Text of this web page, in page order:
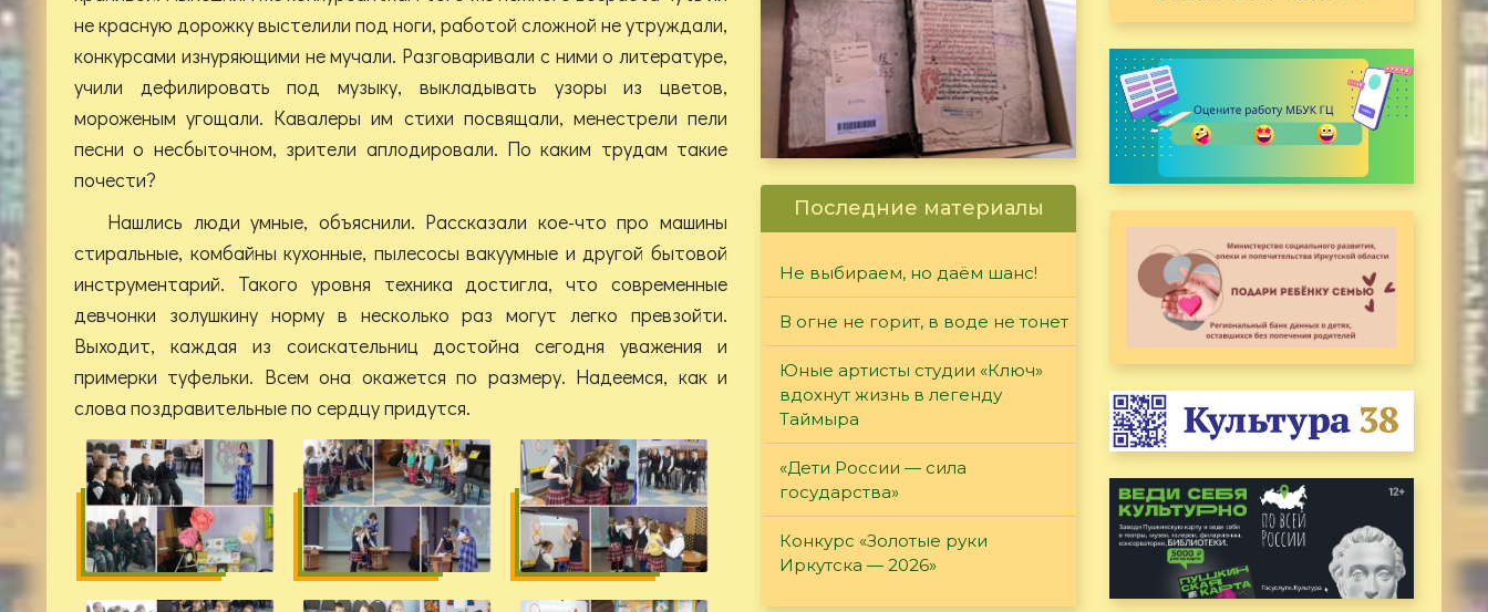
не красную дорожку выстелили под ноги, работой сложной не утруждали,
конкурсами изнуряющими не мучали. Разговаривали с ними о литературе,
учили дефилировать под музыку, выкладывать узоры из цветов,
мороженым угощали. Кавалеры им стихи посвящали, менестрели пели
песни о несбыточном, зрители аплодировали. По каким трудам такие
почести?
Нашлись люди умные, объяснили. Рассказали кое-что про машины
стиральные, комбайны кухонные, пылесосы вакуумные и другой бытовой
инструментарий. Такого уровня техника достигла, что современные
девчонки золушкину норму в несколько раз могут легко превзойти.
Выходит, каждая из соискательниц достойна сегодня уважения и
примерки туфельки. Всем она окажется по размеру. Надеемся, как и
слова поздравительные по сердцу придутся.
Последние материалы
Не выбираем, но даём шанс!
В огне не горит, в воде не тонет
Юные артисты студии «Ключ»
вдохнут жизнь в легенду
Таймыра
«Дети России — сила
государства»
Конкурс «Золотые руки
Иркутска — 2026»